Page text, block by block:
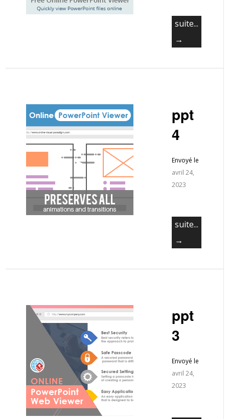
suite...
→
ppt
4
Envoyé le
avril 24,
2023
suite...
→
ppt
3
Envoyé le
avril 24,
2023